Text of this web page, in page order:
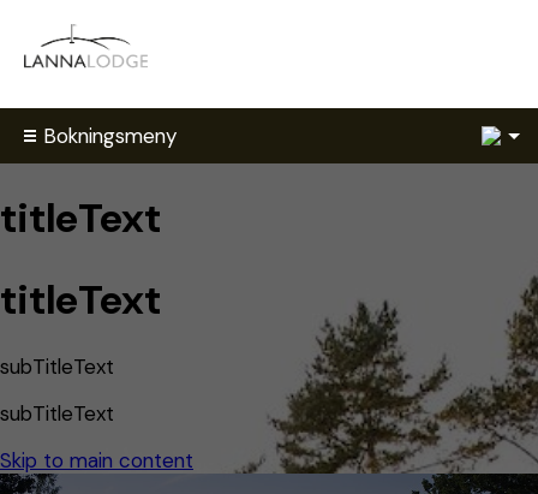
Bokningsmeny
titleText
titleText
subTitleText
subTitleText
Skip to main content